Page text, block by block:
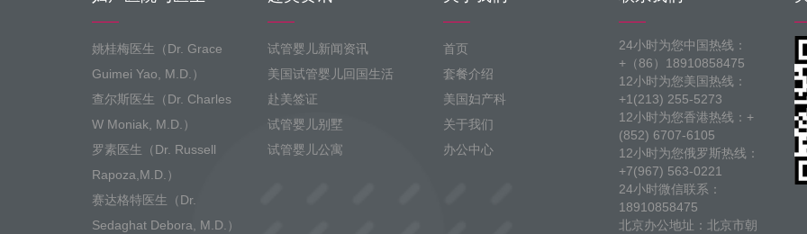
姚桂梅医生（Dr. Grace
Guimei Yao, M.D.）
查尔斯医生（Dr. Charles
W Moniak, M.D.）
罗素医生（Dr. Russell
Rapoza,M.D.）
赛达格特医生（Dr.
Sedaghat Debora, M.D.）
试管婴儿新闻资讯
美国试管婴儿回国生活
赴美签证
试管婴儿别墅
试管婴儿公寓
首页
套餐介绍
美国妇产科
关于我们
办公中心
24小时为您中国热线：
+（86）18910858475
12小时为您美国热线：
+1(213) 255-5273
12小时为您香港热线：+
(852) 6707-6105
12小时为您俄罗斯热线：
+7(967) 563-0221
24小时微信联系：
18910858475
北京办公地址：北京市朝